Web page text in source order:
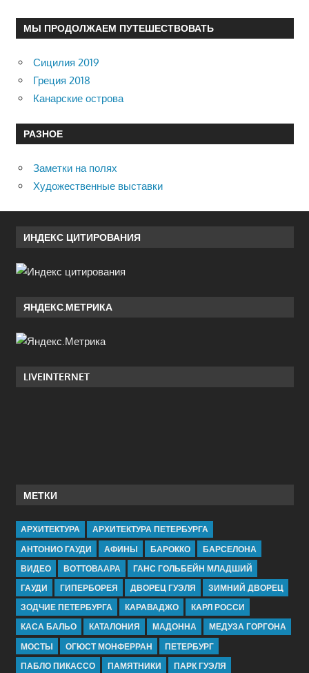
МЫ ПРОДОЛЖАЕМ ПУТЕШЕСТВОВАТЬ
Сицилия 2019
Греция 2018
Канарские острова
РАЗНОЕ
Заметки на полях
Художественные выставки
ИНДЕКС ЦИТИРОВАНИЯ
ЯНДЕКС.МЕТРИКА
LIVEINTERNET
МЕТКИ
АРХИТЕКТУРА
АРХИТЕКТУРА ПЕТЕРБУРГА
АНТОНИО ГАУДИ
АФИНЫ БАРОККО
БАРСЕЛОНА
ВИДЕО
ВОТТОВААРА
ГАНС ГОЛЬБЕЙН МЛАДШИЙ
ГАУДИ
ГИПЕРБОРЕЯ ДВОРЕЦ ГУЭЛЯ
ЗИМНИЙ ДВОРЕЦ
ЗОДЧИЕ ПЕТЕРБУРГА
КАРАВАДЖО
КАРЛ РОССИ
КАСА БАЛЬО
КАТАЛОНИЯ МАДОННА
МЕДУЗА ГОРГОНА
МОСТЫ
ОГЮСТ МОНФЕРРАН
ПЕТЕРБУРГ
ПАБЛО ПИКАССО
ПАМЯТНИКИ ПАРК ГУЭЛЯ